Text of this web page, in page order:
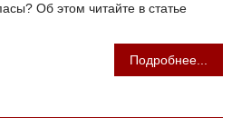
Об этом читайте в статье
Подробнее...